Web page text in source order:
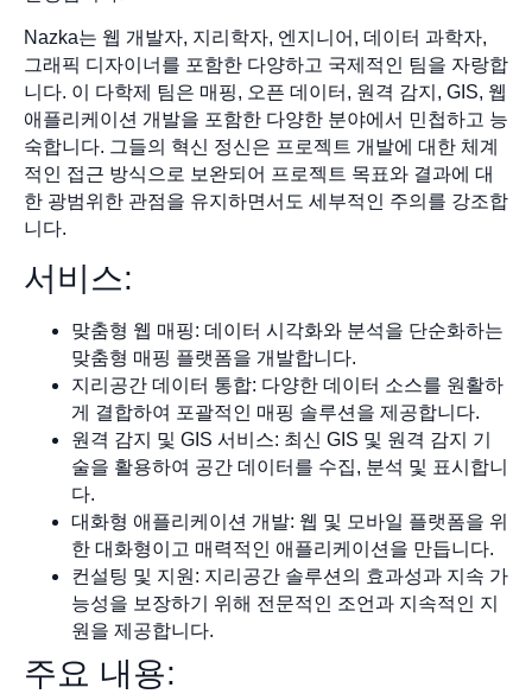
Nazka는 웹 개발자, 지리학자, 엔지니어, 데이터 과학자,
그래픽 디자이너를 포함한 다양하고 국제적인 팀을 자랑합
니다. 이 다학제 팀은 매핑, 오픈 데이터, 원격 감지, GIS, 웹
애플리케이션 개발을 포함한 다양한 분야에서 민첩하고 능
숙합니다. 그들의 혁신 정신은 프로젝트 개발에 대한 체계
적인 접근 방식으로 보완되어 프로젝트 목표와 결과에 대
한 광범위한 관점을 유지하면서도 세부적인 주의를 강조합
니다.
서비스:
맞춤형 웹 매핑: 데이터 시각화와 분석을 단순화하는
맞춤형 매핑 플랫폼을 개발합니다.
지리공간 데이터 통합: 다양한 데이터 소스를 원활하
게 결합하여 포괄적인 매핑 솔루션을 제공합니다.
원격 감지 및 GIS 서비스: 최신 GIS 및 원격 감지 기
술을 활용하여 공간 데이터를 수집, 분석 및 표시합니
다.
대화형 애플리케이션 개발: 웹 및 모바일 플랫폼을 위
한 대화형이고 매력적인 애플리케이션을 만듭니다.
컨설팅 및 지원: 지리공간 솔루션의 효과성과 지속 가
능성을 보장하기 위해 전문적인 조언과 지속적인 지
원을 제공합니다.
주요 내용: